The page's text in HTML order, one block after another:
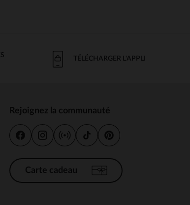
TÉLÉCHARGER L'APPLI
Rejoignez la communauté
Carte cadeau